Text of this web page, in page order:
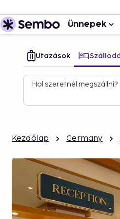
Ünnepek
Utazások
Hol szeretnél megszállni?
Kezdőlap Germany